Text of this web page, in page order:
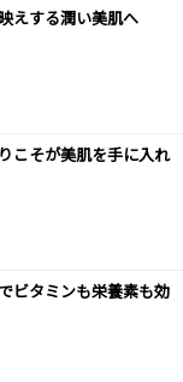
えする潤い美肌へ
こそが美肌を手に入れ
ビタミンも栄養素も効